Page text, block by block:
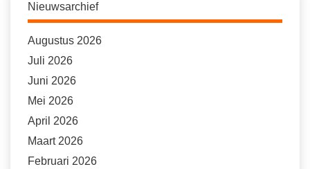
Nieuwsarchief
Augustus 2026
Juli 2026
Juni 2026
Mei 2026
April 2026
Maart 2026
Februari 2026